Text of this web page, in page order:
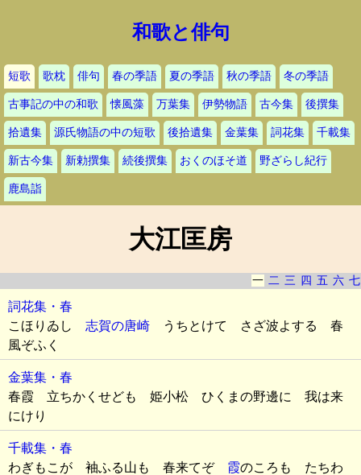
和歌と俳句
短歌 歌枕 俳句 春の季語 夏の季語 秋の季語 冬の季語
古事記の中の和歌 懐風藻 万葉集 伊勢物語 古今集 後撰集
拾遺集 源氏物語の中の短歌 後拾遺集 金葉集 詞花集 千載集
新古今集 新勅撰集 続後撰集 おくのほそ道 野ざらし紀行
鹿島詣
大江匡房
一 二 三 四 五 六 七
詞花集・春
こほりゐし 志賀の唐崎 うちとけて さざ波よする 春
風ぞふく
金葉集・春
春霞 立ちかくせども 姫小松 ひくまの野邊に 我は来
にけり
千載集・春
わぎもこが 袖ふる山も 春来てぞ 霞のころも たちわ